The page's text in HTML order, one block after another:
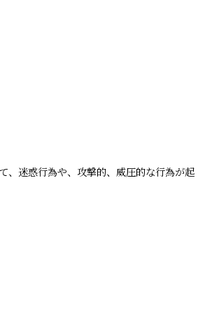
、迷惑行為や、攻撃的、威圧的な行為が起